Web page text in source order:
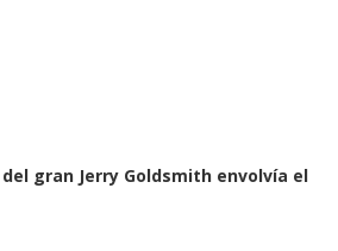
gran Jerry Goldsmith envolvía el